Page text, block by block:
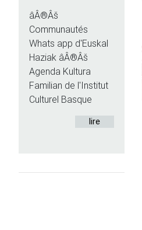
âÂ®Âš
Communautés
Whats app d'Euskal
Haziak âÂ®Âš
Agenda Kultura
Familian de l'Institut
Culturel Basque
lire